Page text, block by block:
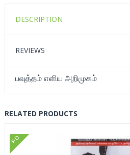
DESCRIPTION
REVIEWS
பவுத்தம் எளிய அறிமுகம்
RELATED PRODUCTS
FD